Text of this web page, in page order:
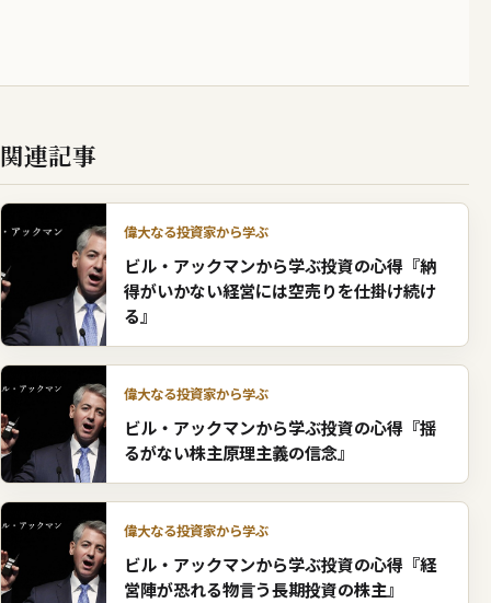
関連記事
偉大なる投資家から学ぶ
ビル・アックマンから学ぶ投資の心得『納
得がいかない経営には空売りを仕掛け続け
る』
偉大なる投資家から学ぶ
ビル・アックマンから学ぶ投資の心得『揺
るがない株主原理主義の信念』
偉大なる投資家から学ぶ
ビル・アックマンから学ぶ投資の心得『経
営陣が恐れる物言う長期投資の株主』